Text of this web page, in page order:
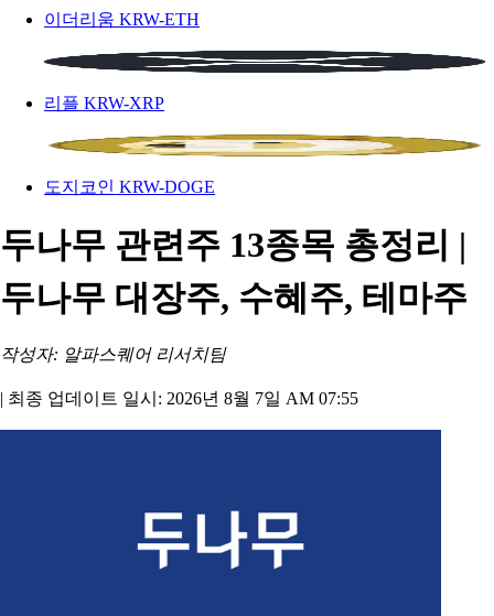
이더리움 KRW-ETH
리플 KRW-XRP
도지코인 KRW-DOGE
두나무 관련주 13종목 총정리 |
두나무 대장주, 수혜주, 테마주
작성자: 알파스퀘어 리서치팀
| 최종 업데이트 일시: 2026년 8월 7일 AM 07:55